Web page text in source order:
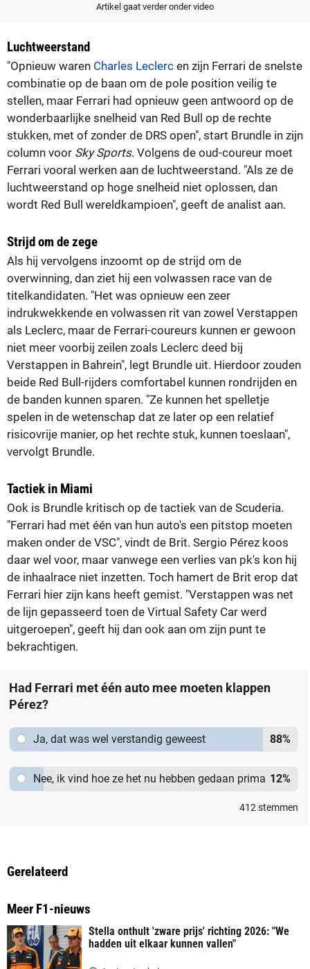
Artikel gaat verder onder video
Luchtweerstand
"Opnieuw waren Charles Leclerc en zijn Ferrari de snelste
combinatie op de baan om de pole position veilig te
stellen, maar Ferrari had opnieuw geen antwoord op de
wonderbaarlijke snelheid van Red Bull op de rechte
stukken, met of zonder de DRS open", start Brundle in zijn
column voor Sky Sports. Volgens de oud-coureur moet
Ferrari vooral werken aan de luchtweerstand. "Als ze de
luchtweerstand op hoge snelheid niet oplossen, dan
wordt Red Bull wereldkampioen", geeft de analist aan.
Strijd om de zege
Als hij vervolgens inzoomt op de strijd om de
overwinning, dan ziet hij een volwassen race van de
titelkandidaten. "Het was opnieuw een zeer
indrukwekkende en volwassen rit van zowel Verstappen
als Leclerc, maar de Ferrari-coureurs kunnen er gewoon
niet meer voorbij zeilen zoals Leclerc deed bij
Verstappen in Bahrein", legt Brundle uit. Hierdoor zouden
beide Red Bull-rijders comfortabel kunnen rondrijden en
de banden kunnen sparen. "Ze kunnen het spelletje
spelen in de wetenschap dat ze later op een relatief
risicovrije manier, op het rechte stuk, kunnen toeslaan",
vervolgt Brundle.
Tactiek in Miami
Ook is Brundle kritisch op de tactiek van de Scuderia.
"Ferrari had met één van hun auto's een pitstop moeten
maken onder de VSC", vindt de Brit. Sergio Pérez koos
daar wel voor, maar vanwege een verlies van pk's kon hij
de inhaalrace niet inzetten. Toch hamert de Brit erop dat
Ferrari hier zijn kans heeft gemist. "Verstappen was net
de lijn gepasseerd toen de Virtual Safety Car werd
uitgeroepen", geeft hij dan ook aan om zijn punt te
bekrachtigen.
Had Ferrari met één auto mee moeten klappen
Pérez?
Ja, dat was wel verstandig geweest 88%
Nee, ik vind hoe ze het nu hebben gedaan prima 12%
412 stemmen
Gerelateerd
Meer F1-nieuws
Stella onthult 'zware prijs' richting 2026: "We
hadden uit elkaar kunnen vallen"